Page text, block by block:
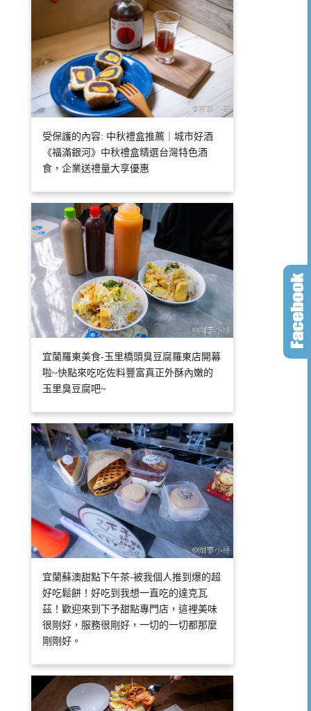
受保護的內容: 中秋禮盒推薦｜城市好酒
《福滿銀河》中秋禮盒精選台灣特色酒
食，企業送禮量大享優惠
宜蘭羅東美食-玉里橋頭臭豆腐羅東店開幕
啦~快點來吃吃佐料豐富真正外酥內嫩的
玉里臭豆腐吧~
宜蘭蘇澳甜點下午茶-被我個人推到爆的超
好吃鬆餅！好吃到我想一直吃的達克瓦
茲！歡迎來到下予甜點專門店，這裡美味
很剛好，服務很剛好，一切的一切都那麼
剛剛好。